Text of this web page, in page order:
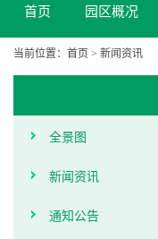
首页 园区概况
当前位置： 首页 > 新闻资讯
全景图
新闻资讯
通知公告